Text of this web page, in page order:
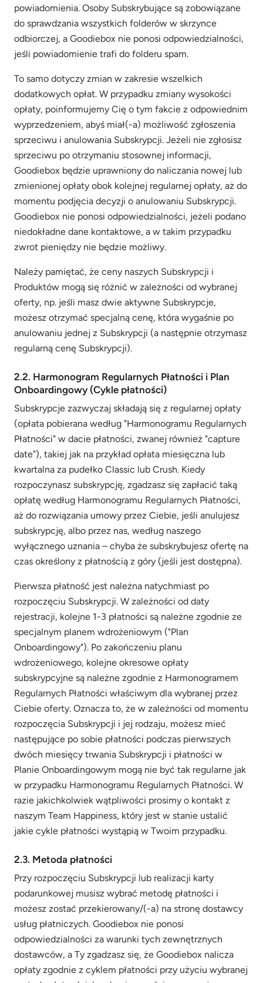
powiadomienia. Osoby Subskrybujące są zobowiązane
do sprawdzania wszystkich folderów w skrzynce
odbiorczej, a Goodiebox nie ponosi odpowiedzialności,
jeśli powiadomienie trafi do folderu spam.
To samo dotyczy zmian w zakresie wszelkich
dodatkowych opłat. W przypadku zmiany wysokości
opłaty, poinformujemy Cię o tym fakcie z odpowiednim
wyprzedzeniem, abyś miał(-a) możliwość zgłoszenia
sprzeciwu i anulowania Subskrypcji. Jeżeli nie zgłosisz
sprzeciwu po otrzymaniu stosownej informacji,
Goodiebox będzie uprawniony do naliczania nowej lub
zmienionej opłaty obok kolejnej regularnej opłaty, aż do
momentu podjęcia decyzji o anulowaniu Subskrypcji.
Goodiebox nie ponosi odpowiedzialności, jeżeli podano
niedokładne dane kontaktowe, a w takim przypadku
zwrot pieniędzy nie będzie możliwy.
Należy pamiętać, że ceny naszych Subskrypcji i
Produktów mogą się różnić w zależności od wybranej
oferty, np. jeśli masz dwie aktywne Subskrypcje,
możesz otrzymać specjalną cenę, która wygaśnie po
anulowaniu jednej z Subskrypcji (a następnie otrzymasz
regularną cenę Subskrypcji).
2.2. Harmonogram Regularnych Płatności i Plan
Onboardingowy (Cykle płatności)
Subskrypcje zazwyczaj składają się z regularnej opłaty
(opłata pobierana według "Harmonogramu Regularnych
Płatności" w dacie płatności, zwanej również "capture
date"), takiej jak na przykład opłata miesięczna lub
kwartalna za pudełko Classic lub Crush. Kiedy
rozpoczynasz subskrypcję, zgadzasz się zapłacić taką
opłatę według Harmonogramu Regularnych Płatności,
aż do rozwiązania umowy przez Ciebie, jeśli anulujesz
subskrypcję, albo przez nas, według naszego
wyłącznego uznania – chyba że subskrybujesz ofertę na
czas określony z płatnością z góry (jeśli jest dostępna).
Pierwsza płatność jest należna natychmiast po
rozpoczęciu Subskrypcji. W zależności od daty
rejestracji, kolejne 1-3 płatności są należne zgodnie ze
specjalnym planem wdrożeniowym ("Plan
Onboardingowy"). Po zakończeniu planu
wdrożeniowego, kolejne okresowe opłaty
subskrypcyjne są należne zgodnie z Harmonogramem
Regularnych Płatności właściwym dla wybranej przez
Ciebie oferty. Oznacza to, że w zależności od momentu
rozpoczęcia Subskrypcji i jej rodzaju, możesz mieć
następujące po sobie płatności podczas pierwszych
dwóch miesięcy trwania Subskrypcji i płatności w
Planie Onboardingowym mogą nie być tak regularne jak
w przypadku Harmonogramu Regularnych Płatności. W
razie jakichkolwiek wątpliwości prosimy o kontakt z
naszym Team Happiness, który jest w stanie ustalić
jakie cykle płatności wystąpią w Twoim przypadku.
2.3. Metoda płatności
Przy rozpoczęciu Subskrypcji lub realizacji karty
podarunkowej musisz wybrać metodę płatności i
możesz zostać przekierowany/(-a) na stronę dostawcy
usług płatniczych. Goodiebox nie ponosi
odpowiedzialności za warunki tych zewnętrznych
dostawców, a Ty zgadzasz się, że Goodiebox nalicza
opłaty zgodnie z cyklem płatności przy użyciu wybranej